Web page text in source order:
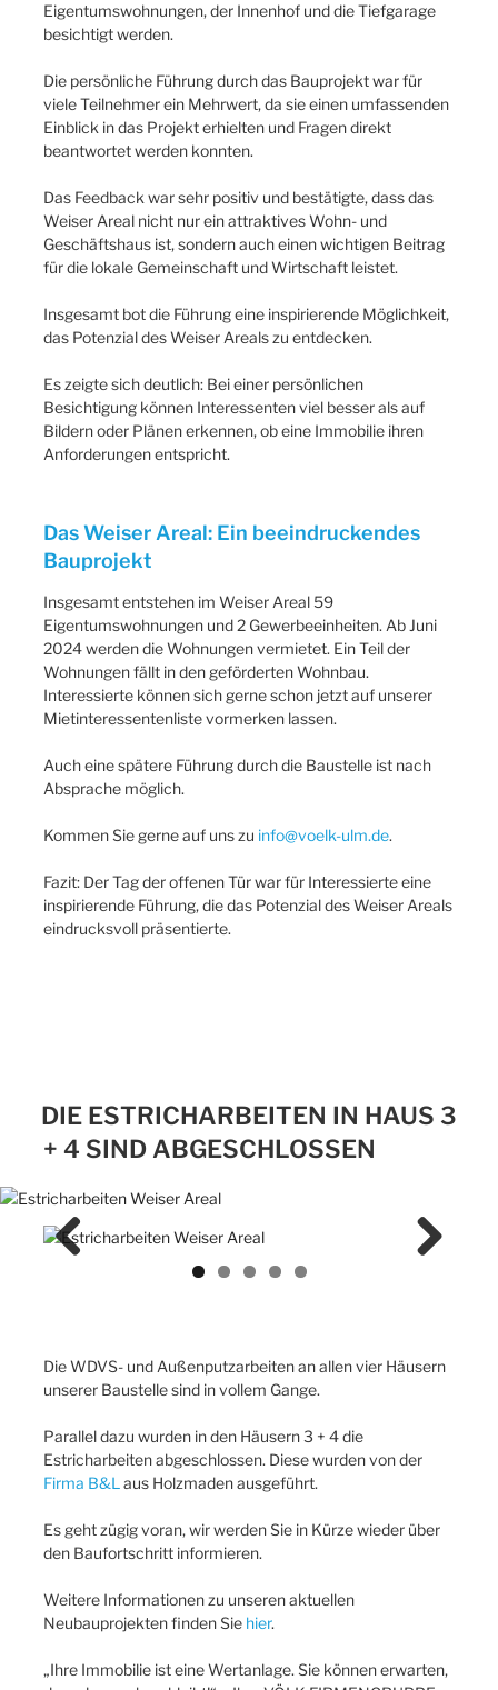
Eigentumswohnungen, der Innenhof und die Tiefgarage
besichtigt werden.
Die persönliche Führung durch das Bauprojekt war für
viele Teilnehmer ein Mehrwert, da sie einen umfassenden
Einblick in das Projekt erhielten und Fragen direkt
beantwortet werden konnten.
Das Feedback war sehr positiv und bestätigte, dass das
Weiser Areal nicht nur ein attraktives Wohn- und
Geschäftshaus ist, sondern auch einen wichtigen Beitrag
für die lokale Gemeinschaft und Wirtschaft leistet.
Insgesamt bot die Führung eine inspirierende Möglichkeit,
das Potenzial des Weiser Areals zu entdecken.
Es zeigte sich deutlich: Bei einer persönlichen
Besichtigung können Interessenten viel besser als auf
Bildern oder Plänen erkennen, ob eine Immobilie ihren
Anforderungen entspricht.
Das Weiser Areal: Ein beeindruckendes
Bauprojekt
Insgesamt entstehen im Weiser Areal 59
Eigentumswohnungen und 2 Gewerbeeinheiten. Ab Juni
2024 werden die Wohnungen vermietet. Ein Teil der
Wohnungen fällt in den geförderten Wohnbau.
Interessierte können sich gerne schon jetzt auf unserer
Mietinteressentenliste vormerken lassen.
Auch eine spätere Führung durch die Baustelle ist nach
Absprache möglich.
Kommen Sie gerne auf uns zu info@voelk-ulm.de.
Fazit: Der Tag der offenen Tür war für Interessierte eine
inspirierende Führung, die das Potenzial des Weiser Areals
eindrucksvoll präsentierte.
DIE ESTRICHARBEITEN IN HAUS 3
+ 4 SIND ABGESCHLOSSEN
Die WDVS- und Außenputzarbeiten an allen vier Häusern
unserer Baustelle sind in vollem Gange.
Parallel dazu wurden in den Häusern 3 + 4 die
Estricharbeiten abgeschlossen. Diese wurden von der
Firma B&L aus Holzmaden ausgeführt.
Es geht zügig voran, wir werden Sie in Kürze wieder über
den Baufortschritt informieren.
Weitere Informationen zu unseren aktuellen
Neubauprojekten finden Sie hier.
„Ihre Immobilie ist eine Wertanlage. Sie können erwarten,